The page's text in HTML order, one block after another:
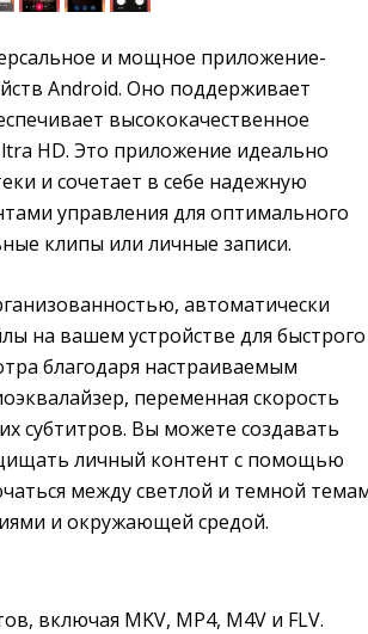
и мощное приложение-
Android. Оно поддерживает
высококачественное
HD. Это приложение идеально
и сочетает в себе надежную
управления для оптимального
клипы или личные записи.
автоматически
на вашем устройстве для быстрого
благодаря настраиваемым
переменная скорость
субтитров. Вы можете создавать
личный контент с помощью
между светлой и темной
и окружающей средой.
включая MKV, MP4, M4V и FLV.